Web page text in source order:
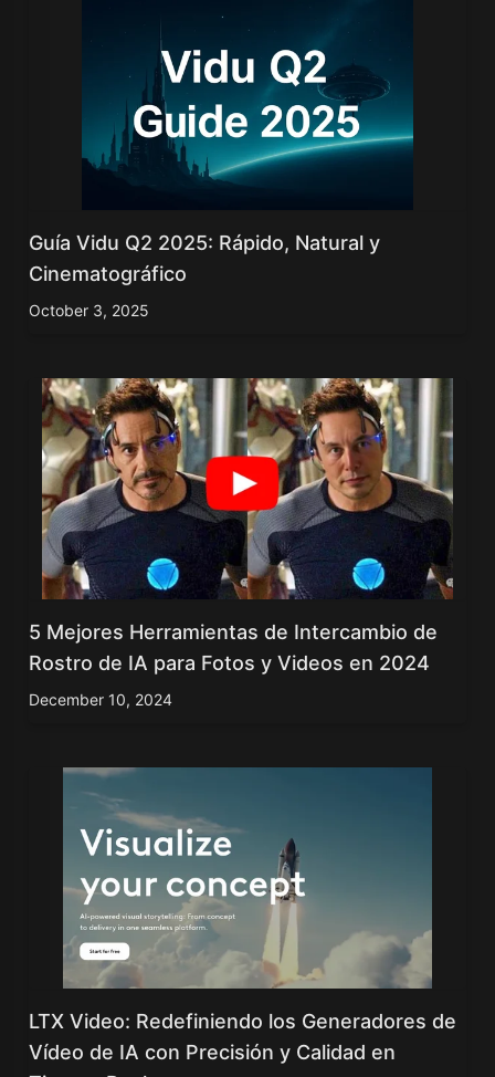
Guía Vidu Q2 2025: Rápido, Natural y
Cinematográfico
October 3, 2025
5 Mejores Herramientas de Intercambio de
Rostro de IA para Fotos y Videos en 2024
December 10, 2024
LTX Video: Redefiniendo los Generadores de
Vídeo de IA con Precisión y Calidad en